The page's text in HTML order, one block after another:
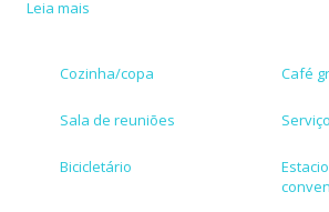
Em São Paulo, Joinville e Piracicaba,
Muito mais que um espaço de
Leia mais
Cozinha/copa Café
Sala de reuniões
Bicicletário